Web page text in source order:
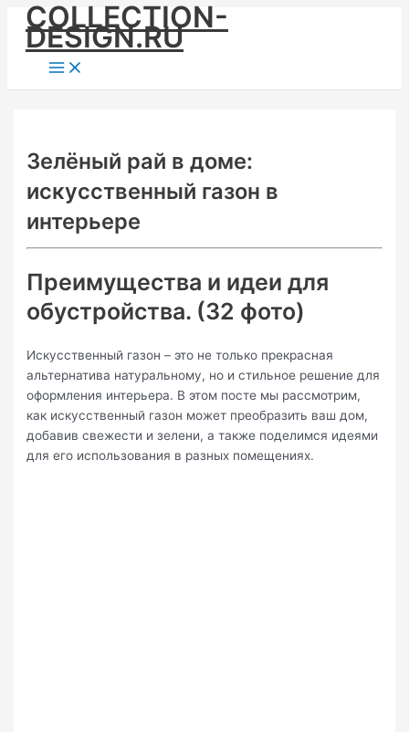
Skip
content
COLLECTION-
DESIGN.RU
Main
Menu
Зелёный рай в доме:
искусственный газон в
интерьере
Преимущества и идеи для
обустройства. (32 фото)
Искусственный газон – это не только прекрасная
альтернатива натуральному, но и стильное решение для
оформления интерьера. В этом посте мы рассмотрим,
как искусственный газон может преобразить ваш дом,
добавив свежести и зелени, а также поделимся идеями
для его использования в разных помещениях.